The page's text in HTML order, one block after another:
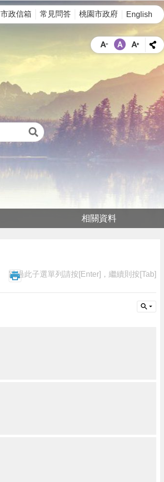
市政信箱 常見問答 桃園市政府 English
相關資料
跳過此子選單列請按[Enter]，繼續則按[Tab]